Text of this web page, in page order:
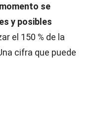
se
y posibles
el 150 % de la
cifra que puede